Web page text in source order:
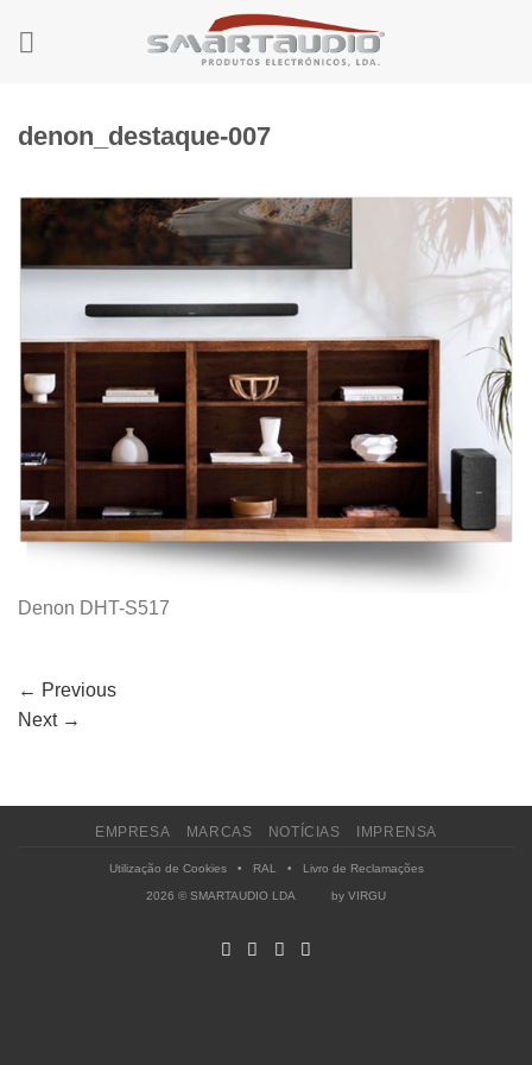
denon_destaque-007
Denon DHT-S517
← Previous
Next →
EMPRESA MARCAS NOTÍCIAS IMPRENSA
Utilização de Cookies• RAL • Livro de Reclamações
2026 © SMARTAUDIO LDA by VIRGU